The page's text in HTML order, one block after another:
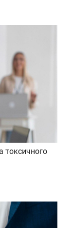
токсичного